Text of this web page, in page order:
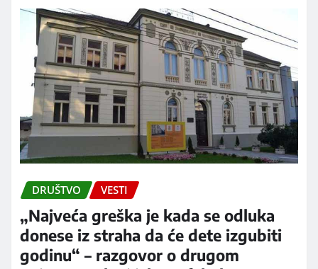
DRUŠTVO VESTI
„Najveća greška je kada se odluka
donese iz straha da će dete izgubiti
godinu“ – razgovor o drugom